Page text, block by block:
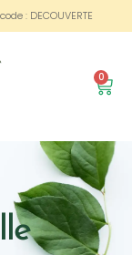
: DECOUVERTE
0